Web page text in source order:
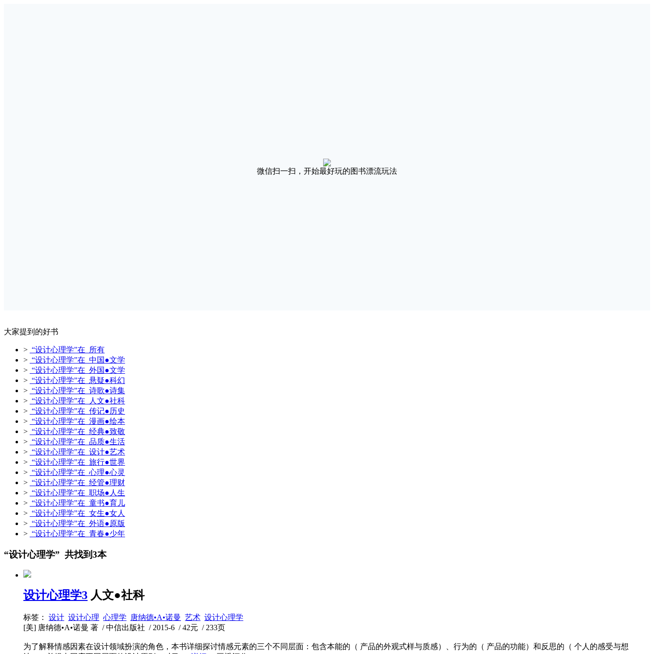
微信扫一扫，开始最好玩的图书漂流玩法
大家提到的好书
> “设计心理学”在 所有
> “设计心理学”在 中国●文学
> “设计心理学”在 外国●文学
> “设计心理学”在 悬疑●科幻
> “设计心理学”在 诗歌●诗集
> “设计心理学”在 人文●社科
> “设计心理学”在 传记●历史
> “设计心理学”在 漫画●绘本
> “设计心理学”在 经典●致敬
> “设计心理学”在 品质●生活
> “设计心理学”在 设计●艺术
> “设计心理学”在 旅行●世界
> “设计心理学”在 心理●心灵
> “设计心理学”在 经管●理财
> “设计心理学”在 职场●人生
> “设计心理学”在 童书●育儿
> “设计心理学”在 女生●女人
> “设计心理学”在 外语●原版
> “设计心理学”在 青春●少年
“设计心理学” 共找到3本
设计心理学3 人文●社科
标签： 设计 设计心理 心理学 唐纳德•A•诺曼 艺术 设计心理学
[美] 唐纳德•A•诺曼 著 / 中信出版社 / 2015-6 / 42元 / 233页
为了解释情感因素在设计领域扮演的角色，本书详细探讨情感元素的三个不同层面：包含本能的（ 产品的外观式样与质感）、行为的（ 产品的功能）和反思的（ 个人的感受与想